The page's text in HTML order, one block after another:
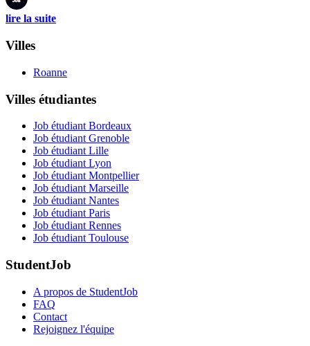
lire la suite
Villes
Roanne
Villes étudiantes
Job étudiant Bordeaux
Job étudiant Grenoble
Job étudiant Lille
Job étudiant Lyon
Job étudiant Montpellier
Job étudiant Marseille
Job étudiant Nantes
Job étudiant Paris
Job étudiant Rennes
Job étudiant Toulouse
StudentJob
A propos de StudentJob
FAQ
Contact
Rejoignez l'équipe